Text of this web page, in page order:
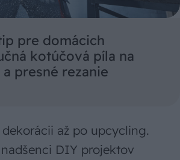
pre domácich
kotúčová píla na
presné rezanie
až po upcycling.
DIY projektov